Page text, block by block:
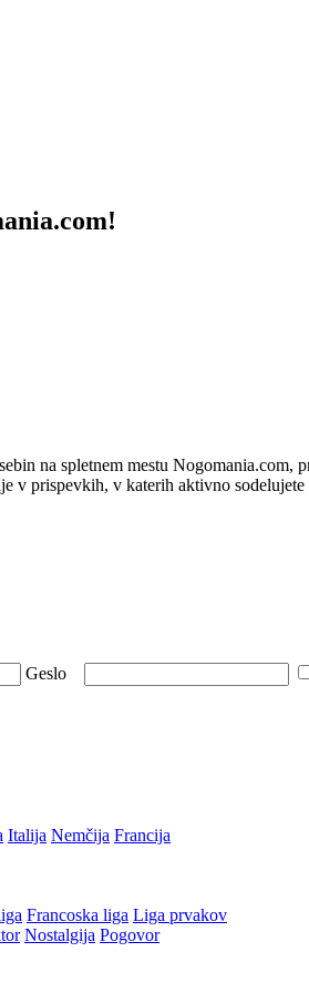
na spletnem mestu
v prispevkih, v katerih aktivno sodelujete
Geslo
Italija Nemčija Francija
Francoska liga Liga prvakov
Nostalgija Pogovor